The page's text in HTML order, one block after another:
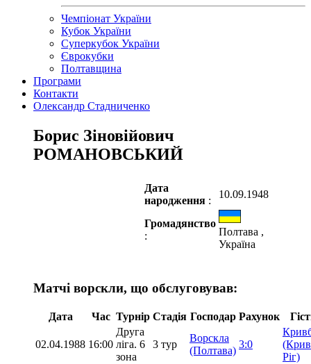
Чемпіонат України
Кубок України
Суперкубок України
Єврокубки
Полтавщина
Програми
Контакти
Олександр Стадниченко
Борис Зіновійович
РОМАНОВСЬКИЙ
Дата
народження :
10.09.1948
Громадянство
:
Полтава ,
Україна
Матчі ворскли, що обслуговував:
Дата Час Турнір Стадія Господар Рахунок
02.04.1988 16:00
Друга
ліга. 6
зона
3 тур
Ворскла
(Полтава)
3:0
Ріг)